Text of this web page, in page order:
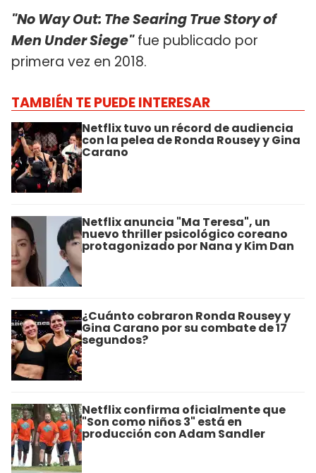
"No Way Out: The Searing True Story of
Men Under Siege"fue publicado por
primera vez en 2018.
TAMBIÉN TE PUEDE INTERESAR
Netflix tuvo un récord de audiencia
con la pelea de Ronda Rousey y Gina
Carano
Netflix anuncia "Ma Teresa", un
nuevo thriller psicológico coreano
protagonizado por Nana y Kim Dan
¿Cuánto cobraron Ronda Rousey y
Gina Carano por su combate de 17
segundos?
Netflix confirma oficialmente que
"Son como niños 3" está en
producción con Adam Sandler